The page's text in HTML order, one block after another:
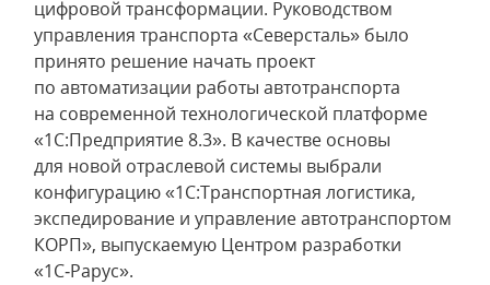
цифровой трансформации. Руководством
управления транспорта «Северсталь» было
принято решение начать проект
по автоматизации работы автотранспорта
на современной технологической платформе
«1С:Предприятие 8.3». В качестве основы
для новой отраслевой системы выбрали
конфигурацию «1С:Транспортная логистика,
экспедирование и управление автотранспортом
КОРП», выпускаемую Центром разработки
«1С‑Рарус».